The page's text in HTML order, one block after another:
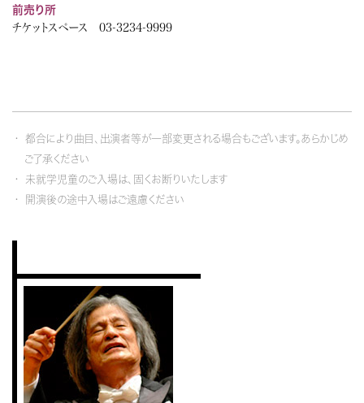
前売り所
チケットスペース 03-3234-9999
都合により曲目、出演者等が一部変更される場合もございます。あらかじめ
ご了承ください
未就学児童のご入場は、固くお断りいたします
開演後の途中入場はご遠慮ください